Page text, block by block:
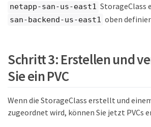
netapp-san-us-east1 StorageClass
san-backend-us-east1 oben
Schritt 3: Erstellen und
Sie ein PVC
Wenn die StorageClass erstellt und
zugeordnet wird, können Sie jetzt PVCs